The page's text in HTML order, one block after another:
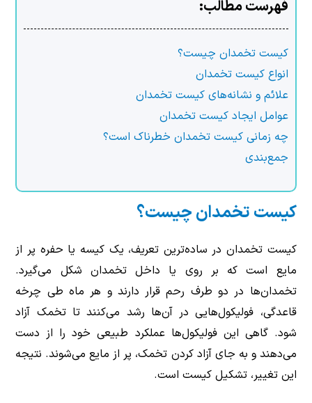
فهرست مطالب:
کیست تخمدان چیست؟
انواع کیست تخمدان
علائم و نشانه‌های کیست تخمدان
عوامل ایجاد کیست تخمدان
چه زمانی کیست تخمدان خطرناک است؟
جمع‌بندی
کیست تخمدان چیست؟
کیست تخمدان در ساده‌ترین تعریف، یک کیسه یا حفره پر از
مایع است که بر روی یا داخل تخمدان شکل می‌گیرد.
تخمدان‌ها در دو طرف رحم قرار دارند و هر ماه طی چرخه
قاعدگی، فولیکول‌هایی در آن‌ها رشد می‌کنند تا تخمک آزاد
شود. گاهی این فولیکول‌ها عملکرد طبیعی خود را از دست
می‌دهند و به جای آزاد کردن تخمک، پر از مایع می‌شوند. نتیجه
این تغییر، تشکیل کیست است.